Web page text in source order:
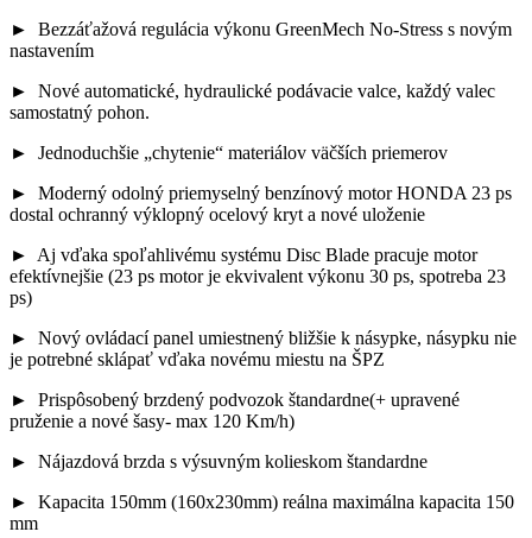
► Bezzáťažová regulácia výkonu GreenMech No-Stress s novým
nastavením
► Nové automatické, hydraulické podávacie valce, každý valec
samostatný pohon.
► Jednoduchšie „chytenie“ materiálov väčších priemerov
► Moderný odolný priemyselný benzínový motor HONDA 23 ps
dostal ochranný výklopný ocelový kryt a nové uloženie
► Aj vďaka spoľahlivému systému Disc Blade pracuje motor
efektívnejšie (23 ps motor je ekvivalent výkonu 30 ps, spotreba 23
ps)
► Nový ovládací panel umiestnený bližšie k násypke, násypku nie
je potrebné sklápať vďaka novému miestu na ŠPZ
► Prispôsobený brzdený podvozok štandardne(+ upravené
pruženie a nové šasy- max 120 Km/h)
► Nájazdová brzda s výsuvným kolieskom štandardne
► Kapacita 150mm (160x230mm) reálna maximálna kapacita 150
mm